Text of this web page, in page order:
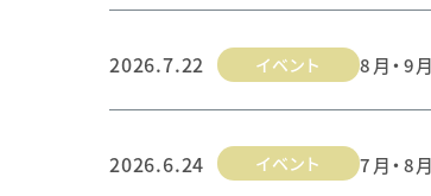
2026.7.22 イベント 8月・9
2026.6.24 イベント 7月・8